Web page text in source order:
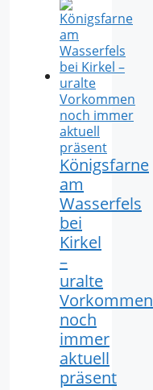
Königsfarne
am
Wasserfels
bei
Kirkel
–
uralte
Vorkommen
noch
immer
aktuell
präsent